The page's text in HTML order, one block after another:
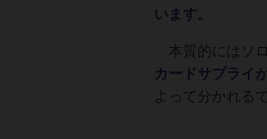
います。
本質的にはソ
カードサプライ
よって分かれる